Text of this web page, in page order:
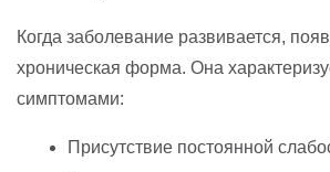
Когда заболевание развивается,
хроническая форма. Она
симптомами:
Присутствие постоянной